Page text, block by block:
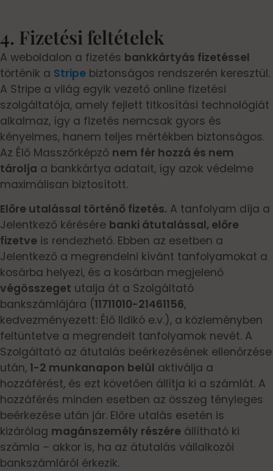
4. Fizetési feltételek
A weboldalon a fizetés bankkártyás fizetéssel
történik a Stripe biztonságos rendszerén keresztül.
A Stripe a világ egyik vezető online fizetési
szolgáltatója, amely fejlett titkosítási technológiát
alkalmaz, így a fizetés nemcsak gyors és
kényelmes, hanem teljes mértékben biztonságos.
Az Élő Masszőrképző nem fér hozzá és nem
tárolja a bankkártya adatait, így azok védelme
maximálisan biztosított.
Előre utalással történő fizetés. A tanfolyam díja a
Jelentkező kérésére banki átutalással, előre
fizetve is rendezhető. Ebben az esetben a
Jelentkező a megrendelni kívánt tanfolyamokat a
kosárba helyezi, és a kosárban megjelenő
végösszeget utalja át a Szolgáltató
bankszámlájára (11711010-21461156,
kedvezményezett: Élő Ildikó e.v.), a közleményben
feltüntetve a megrendelt tanfolyamok nevét. A
Szolgáltató az átutalás beérkezésének ellenőrzése
után, 1-2 munkanapon belül aktiválja a
hozzáférést, és ezt követően állítja ki a számlát. A
hozzáférés minden esetben az összeg tényleges
beérkezése után jár. Előre utalás esetén is
kizárólag magánszemély részére állítható ki
számla – akkor is, ha az átutalás vállalkozói
bankszámláról érkezik.